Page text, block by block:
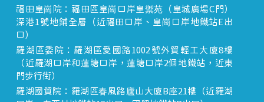
福田皇崗院：福田區皇崗口岸皇禦苑（皇城廣場C門）
深港1號地鋪全層（近福田口岸、皇崗口岸地鐵站E出
口）
羅湖區委院：羅湖區愛國路1002號外貿輕工大廈8樓
（近羅湖口岸和蓮塘口岸，蓮塘口岸2個地鐵站，近東
門步行街）
羅湖國貿院：羅湖區春風路廬山大廈B座21樓（近羅湖